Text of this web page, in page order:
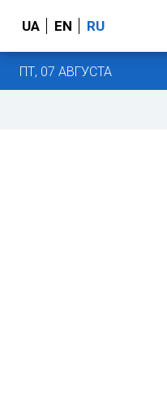
UA EN RU
ПТ, 07 АВГУСТА